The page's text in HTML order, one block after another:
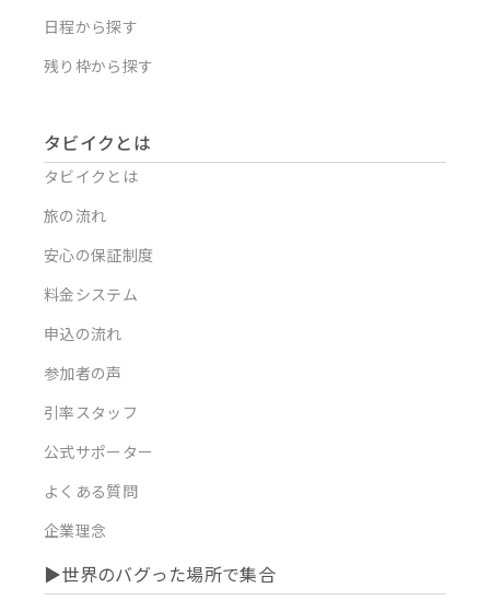
タビイクとは
タビイクとは
旅の流れ
安心の保証制度
料金システム
申込の流れ
参加者の声
引率スタッフ
公式サポーター
よくある質問
企業理念
日程から探す
残り枠から探す
▶︎世界のバグった場所で集合